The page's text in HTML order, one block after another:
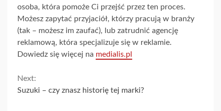
osoba, która pomoże Ci przejść przez ten proces.
Możesz zapytać przyjaciół, którzy pracują w branży
(tak – możesz im zaufać), lub zatrudnić agencję
reklamową, która specjalizuje się w reklamie.
Dowiedz się więcej na medialis.pl
Continue
Reading
Next:
Suzuki – czy znasz historię tej marki?